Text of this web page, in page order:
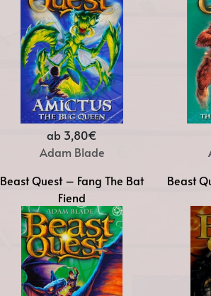
ab 3,80€
Adam Blade
Beast Quest – Fang The Bat
Fiend
Beast